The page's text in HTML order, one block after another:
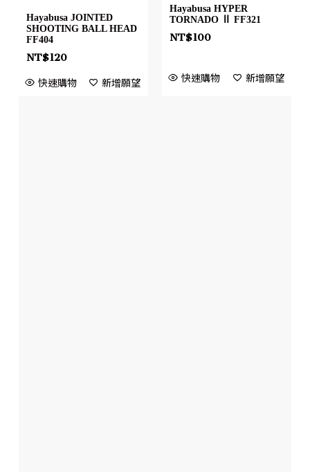
Hayabusa JOINTED
SHOOTING BALL HEAD
FF404
NT$120
快速購物 新增願望
Hayabusa HYPER
TORNADO Ⅱ FF321
NT$100
快速購物 新增願望